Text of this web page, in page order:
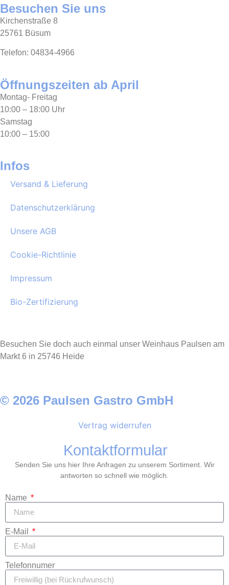
Besuchen Sie uns
Kirchenstraße 8
25761 Büsum
Telefon: 04834-4966
Öffnungszeiten ab April
Montag- Freitag
10:00 – 18:00 Uhr
Samstag
10:00 – 15:00
Infos
Versand & Lieferung
Datenschutzerklärung
Unsere AGB
Cookie-Richtlinie
Impressum
Bio-Zertifizierung
Besuchen Sie doch auch einmal unser Weinhaus Paulsen am
Markt 6 in 25746 Heide
© 2026 Paulsen Gastro GmbH
Vertrag widerrufen
Kontaktformular
Senden Sie uns hier Ihre Anfragen zu unserem Sortiment. Wir
antworten so schnell wie möglich.
Name
E-Mail
Telefonnumer